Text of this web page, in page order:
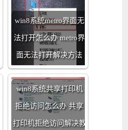
win8系统metro界面无
法打开怎么办 metro界
面无法打开解决方法
win8系统共享打印机
拒绝访问怎么办 共享
打印机拒绝访问解决教